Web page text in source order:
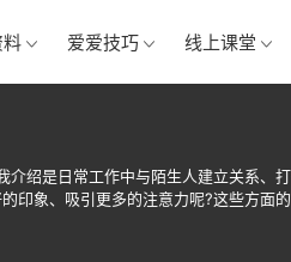
爱爱技巧 线上课堂
绍是日常工作中与陌生人建立关系、
印象、吸引更多的注意力呢?这些方面